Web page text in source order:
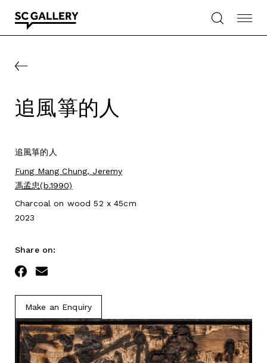
content
追風箏的人
追風箏的人
Fung Mang Chung, Jeremy
馮孟忠(b.1990)
Charcoal on wood 52 x 45cm
2023
Share on:
Facebook
Make an Enquiry